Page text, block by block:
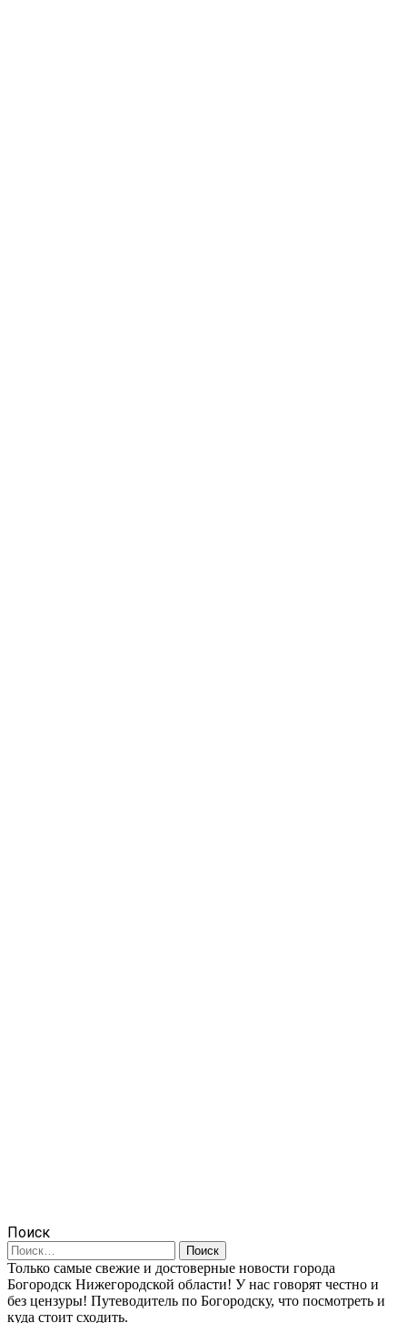
Поиск
Найти:
Только самые свежие и достоверные новости города
Богородск Нижегородской области! У нас говорят честно и
без цензуры! Путеводитель по Богородску, что посмотреть и
куда стоит сходить.